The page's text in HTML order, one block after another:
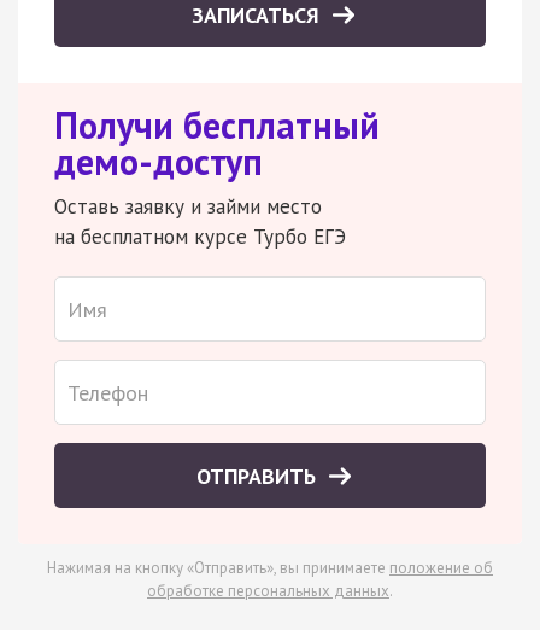
ЗАПИСАТЬСЯ
Получи бесплатный
демо-доступ
Оставь заявку и займи место
на бесплатном курсе Турбо ЕГЭ
ОТПРАВИТЬ
Нажимая на кнопку «Отправить», вы принимаете положение об
обработке персональных данных.